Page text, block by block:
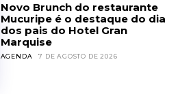
Novo Brunch do restaurante
Mucuripe é o destaque do dia
dos pais do Hotel Gran
Marquise
AGENDA 7 DE AGOSTO DE 2026